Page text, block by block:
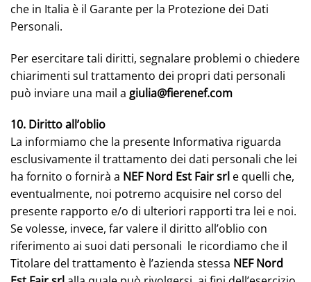
che in Italia è il Garante per la Protezione dei Dati
Personali.
Per esercitare tali diritti, segnalare problemi o chiedere
chiarimenti sul trattamento dei propri dati personali
può inviare una mail a giulia@fierenef.com
10. Diritto all’oblio
La informiamo che la presente Informativa riguarda
esclusivamente il trattamento dei dati personali che lei
ha fornito o fornirà a NEF Nord Est Fair srl e quelli che,
eventualmente, noi potremo acquisire nel corso del
presente rapporto e/o di ulteriori rapporti tra lei e noi.
Se volesse, invece, far valere il diritto all’oblio con
riferimento ai suoi dati personali le ricordiamo che il
Titolare del trattamento è l’azienda stessa NEF Nord